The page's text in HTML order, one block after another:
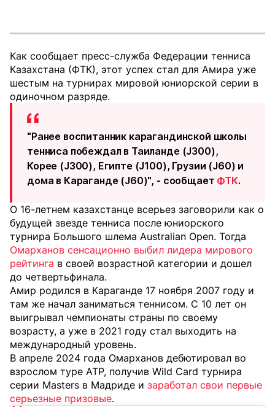
Как сообщает пресс-служба Федерации тенниса
Казахстана (ФТК), этот успех стал для Амира уже
шестым на турнирах мировой юниорской серии в
одиночном разряде.
"Ранее воспитанник карагандинской школы
тенниса побеждал в Таиланде (J300),
Корее (J300), Египте (J100), Грузии (J60) и
дома в Караганде (J60)", - сообщает ФТК.
О 16-летнем казахстанце всерьез заговорили как о
будущей звезде тенниса после юниорского
турнира Большого шлема Australian Open. Тогда
Омарханов сенсационно выбил лидера мирового
рейтинга в своей возрастной категории и дошел
до четвертьфинала.
Амир родился в Караганде 17 ноября 2007 году и
там же начал заниматься теннисом. С 10 лет он
выигрывал чемпионаты страны по своему
возрасту, а уже в 2021 году стал выходить на
международный уровень.
В апреле 2024 года Омарханов дебютировал во
взрослом туре ATP, получив Wild Card турнира
серии Masters в Мадриде и заработал свои первые
серьезные призовые.